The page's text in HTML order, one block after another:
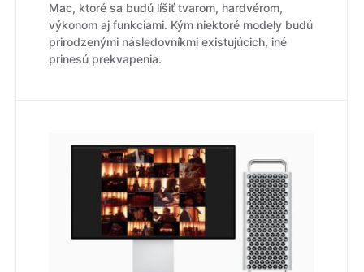
Mac, ktoré sa budú líšiť tvarom, hardvérom,
výkonom aj funkciami. Kým niektoré modely budú
prirodzenými následovníkmi existujúcich, iné
prinesú prekvapenia.